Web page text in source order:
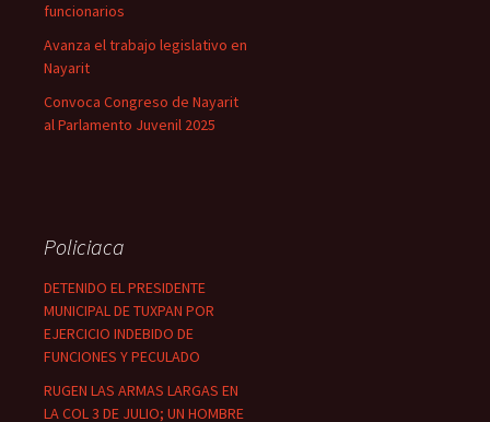
funcionarios
Avanza el trabajo legislativo en
Nayarit
Convoca Congreso de Nayarit
al Parlamento Juvenil 2025
Policiaca
DETENIDO EL PRESIDENTE
MUNICIPAL DE TUXPAN POR
EJERCICIO INDEBIDO DE
FUNCIONES Y PECULADO
RUGEN LAS ARMAS LARGAS EN
LA COL 3 DE JULIO; UN HOMBRE